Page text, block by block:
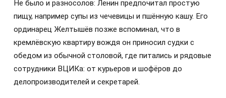
Не было и разносолов: Ленин предпочитал простую
пищу, например супы из чечевицы и пшённую кашу. Его
ординарец Желтышёв позже вспоминал, что в
кремлёвскую квартиру вождя он приносил судки с
обедом из обычной столовой, где питались и рядовые
сотрудники ВЦИКа: от курьеров и шофёров до
делопроизводителей и секретарей.